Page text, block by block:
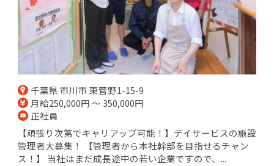
千葉県 市川市 東菅野1-15-9
月給250,000円 ～ 350,000円
正社員
【頑張り次第でキャリアップ可能！】デイサービスの施設
管理者大募集！ 【管理者から本社幹部を目指せるチャン
ス！】 当社はまだ成長途中の若い企業ですので、...